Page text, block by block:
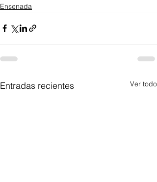
Ensenada
Entradas recientes Ver todo